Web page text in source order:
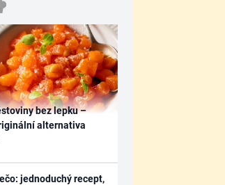
bez lepku –
alternativa
jednoduchý recept,